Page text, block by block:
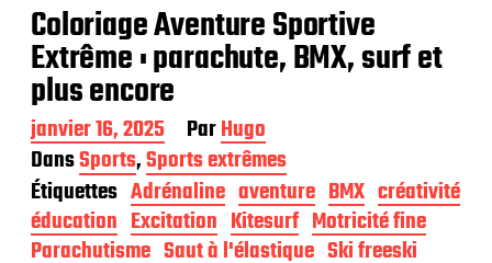
Coloriage Aventure Sportive
Extrême : parachute, BMX, surf et
plus encore
D
a
t
e
d
e
janvier 16, 2025 ParHugo
DansSports,Sports extrêmes
Étiquettes Adrénaline aventure BMX créativité
éducation Excitation Kitesurf Motricité fine
Parachutisme Saut à l'élastique Ski freeski